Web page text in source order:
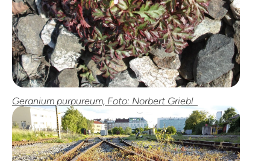
Geranium purpureum, Foto: Norbert Griebl